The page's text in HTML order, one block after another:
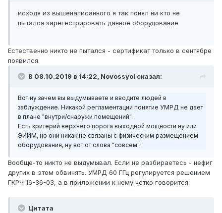
исходя из вышенаписанного я так понял ни кто не
пытался зарегестрировать данное оборудование
Естественно никто не пытался - сертификат только в сентябре
появился.
В 08.10.2019 в 14:22, Novossyol сказал:
Вот ну зачем вы выдумываете и вводите людей в
заблуждение. Никакой регламентации понятие УМРД не дает
в плане "внутри/снаружи помещений".
Есть критерий верхнего порога выходной мощности ну или
ЭИИМ, но они никак не связаны с физическим размещением
оборудования, ну вот от слова "совсем".
Вообще-то никто не выдумывал. Если не разбираетесь - нефиг
других в этом обвинять. УМРД 60 ГГц регулируется решением
ГКРЧ 16-36-03, а в приложении к нему четко говорится:
Цитата